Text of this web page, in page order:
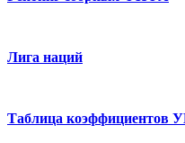
Лига наций
Таблица коэффициентов